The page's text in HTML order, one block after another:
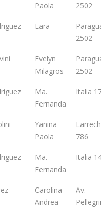
Paola
2502
Lara
2502
Evelyn
Milagros
2502
Ma.
Fernanda
Italia
Yanina
Paola
786
Ma.
Fernanda
Italia
Carolina
Andrea
Av.